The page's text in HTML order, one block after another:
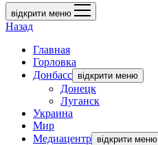
відкрити меню
Назад
Главная
Горловка
Донбасс відкрити меню
Донецк
Луганск
Украина
Мир
Медиацентр відкрити меню